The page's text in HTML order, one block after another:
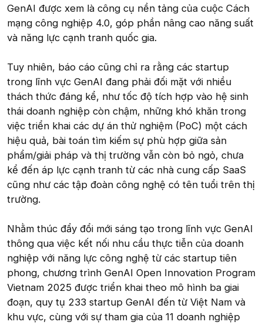
GenAI được xem là công cụ nền tảng của cuộc Cách
mạng công nghiệp 4.0, góp phần nâng cao năng suất
và năng lực cạnh tranh quốc gia.
Tuy nhiên, báo cáo cũng chỉ ra rằng các startup
trong lĩnh vực GenAI đang phải đối mặt với nhiều
thách thức đáng kể, như tốc độ tích hợp vào hệ sinh
thái doanh nghiệp còn chậm, những khó khăn trong
việc triển khai các dự án thử nghiệm (PoC) một cách
hiệu quả, bài toán tìm kiếm sự phù hợp giữa sản
phẩm/giải pháp và thị trường vẫn còn bỏ ngỏ, chưa
kể đến áp lực cạnh tranh từ các nhà cung cấp SaaS
cũng như các tập đoàn công nghệ có tên tuổi trên thị
trường.
Nhằm thúc đẩy đổi mới sáng tạo trong lĩnh vực GenAI
thông qua việc kết nối nhu cầu thực tiễn của doanh
nghiệp với năng lực công nghệ từ các startup tiên
phong, chương trình GenAI Open Innovation Program
Vietnam 2025 được triển khai theo mô hình ba giai
đoạn, quy tụ 233 startup GenAI đến từ Việt Nam và
khu vực, cùng với sự tham gia của 11 doanh nghiệp